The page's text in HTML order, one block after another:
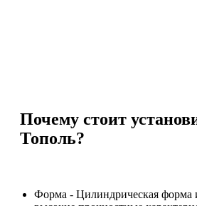
Почему стоит
Тополь?
Форма - Цилиндрическая форма